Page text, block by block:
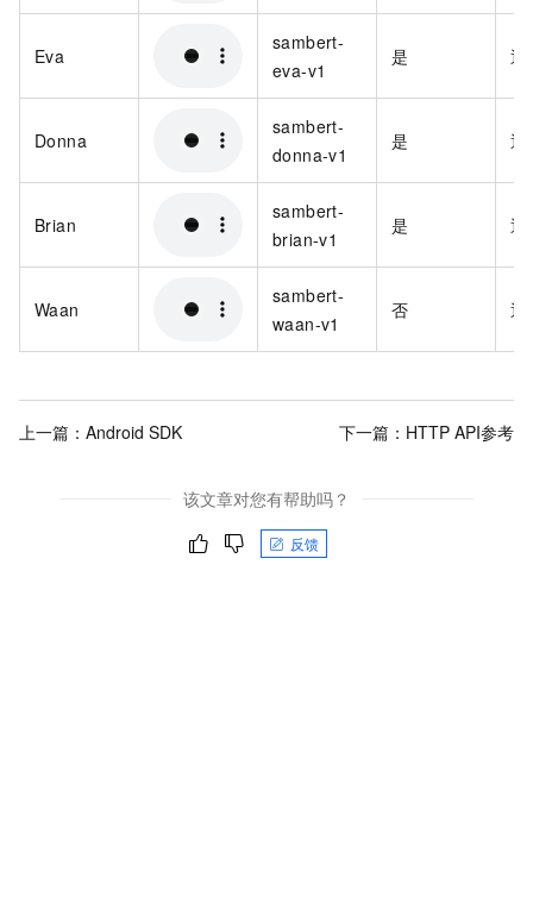
Eva
sambert-
eva-v1
是 通
Donna
sambert-
donna-v1
是 通
Brian
sambert-
brian-v1
是 通
Waan
sambert-
waan-v1
否 通
上一篇： Android SDK 下一篇： HTTP API参考
该文章对您有帮助吗？
反馈